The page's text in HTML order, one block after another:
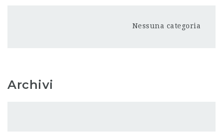
Nessuna categoria
Archivi